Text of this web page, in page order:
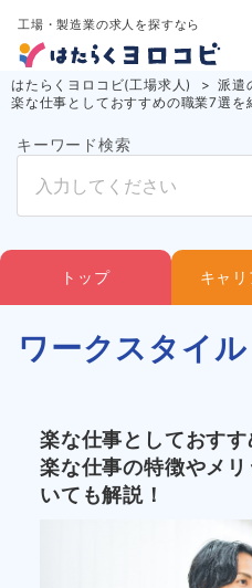
工場・製造業の求人を探すなら
はたらくヨロコビ(工場求人)
派遣
楽な仕事としておすすめの職業7選を
キーワード検索
トップ キャ
ワークスタイル
楽な仕事としておす
楽な仕事の特徴やメ
いても解説！